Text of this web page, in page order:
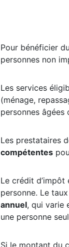
Pour bénéficier
personnes non
Les services
(ménage,
personnes âgées
Les prestataires
compétentes
Le crédit d’impôt
personne. Le
annuel, qui varie
une personne
Si le montant du